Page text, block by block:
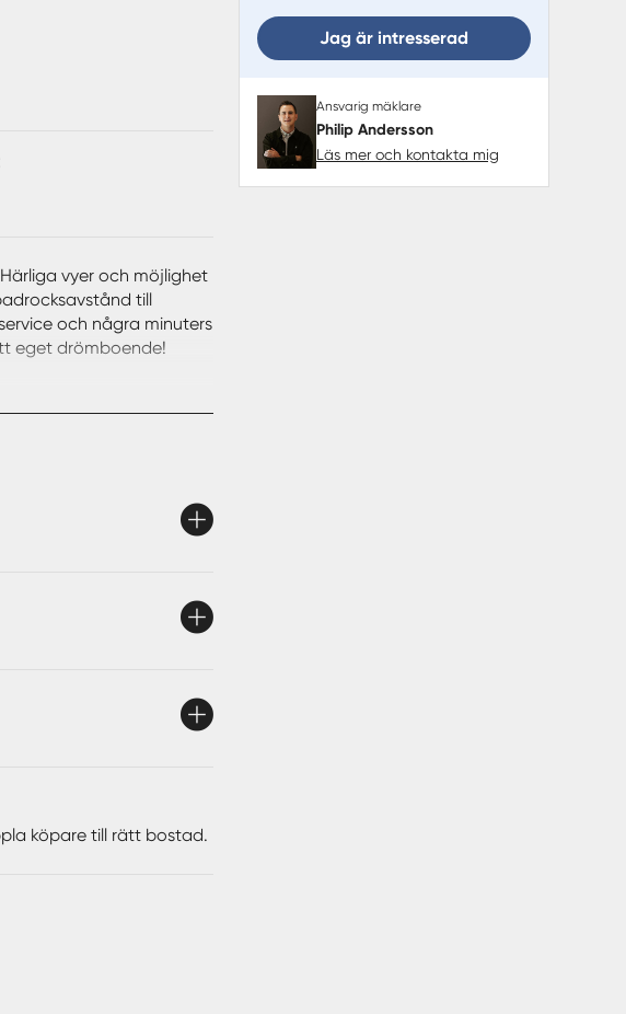
Jag är intresserad
Ansvarig mäklare
Philip Andersson
Läs mer och kontakta mig
vyer och möjlighet
till
och några minuters
eget drömboende!
köpare till rätt bostad.